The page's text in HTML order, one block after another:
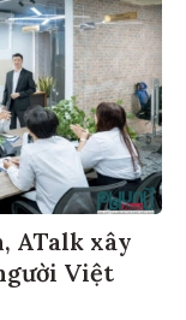
ATalk xây
Việt